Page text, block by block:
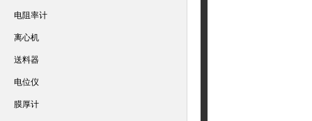
电阻率计
离心机
送料器
电位仪
膜厚计